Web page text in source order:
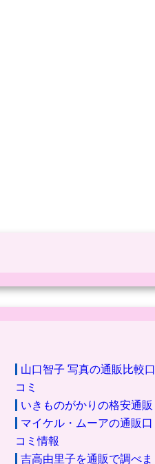
山口智子 写真の通販比較口
コミ
いきものがかりの格安通販
マイケル・ムーアの通販口
コミ情報
吉高由里子を通販で調べま